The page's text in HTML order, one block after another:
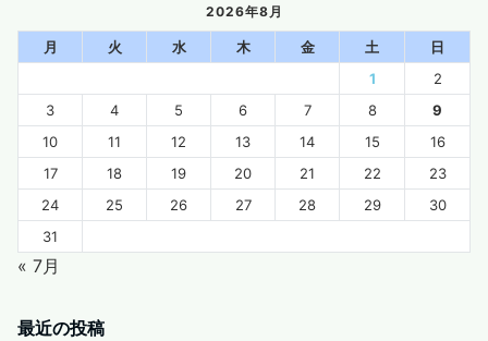
2026年8月
月 火 水 木 金 土
日
1
2
3
4 5 6 7 8
9
10
11 12 13 14 15
16
17
18 19 20 21 22
23
24
25 26 27 28 29
30
31
« 7月
最近の投稿